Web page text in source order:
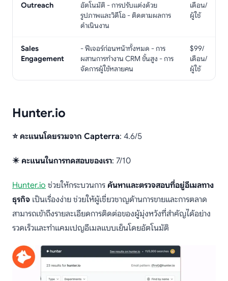
Outreach
อัตโนมัติ - การปรับแต่งด้วย
รูปภาพและวิดีโอ - ติดตามผลการ
ดำเนินงาน
เดือน/
ผู้ใช้
Sales
Engagement
- ฟีเจอร์ก่อนหน้าทั้งหมด - การ
ผสานการทำงาน CRM ขั้นสูง - การ
จัดการผู้ใช้หลายคน
$99/
เดือน/
ผู้ใช้
Hunter.io
⭐ คะแนนโดยรวมจาก Capterra: 4.6/5
✴️ คะแนนในการทดสอบของเรา: 7/10
Hunter.io ช่วยให้กระบวนการ ค้นหาและตรวจสอบที่อยู่อีเมลทาง
ธุรกิจ เป็นเรื่องง่าย ช่วยให้ผู้เชี่ยวชาญด้านการขายและการตลาด
สามารถเข้าถึงรายละเอียดการติดต่อของผู้มุ่งหวังที่สำคัญได้อย่าง
รวดเร็วและทำแคมเปญอีเมลแบบเย็นโดยอัตโนมัติ